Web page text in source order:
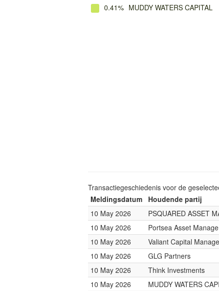
0.41% MUDDY WATERS CAPITAL
Transactiegeschiedenis voor de
Meldingsdatum
Houdende partij
10 May 2026
PSQUARED ASSET
10 May 2026
Portsea Asset
10 May 2026
Valiant Capital
10 May 2026
GLG Partners
10 May 2026
Think Investments
10 May 2026
MUDDY WATERS